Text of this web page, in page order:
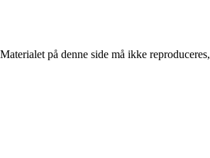
på denne side må ikke reproduceres,